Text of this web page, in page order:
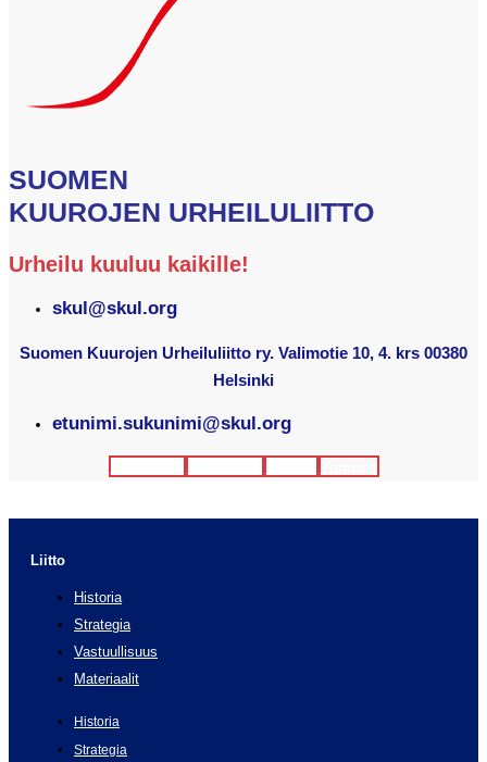
SUOMEN
KUUROJEN URHEILULIITTO
Urheilu kuuluu kaikille!
skul@skul.org
Suomen Kuurojen Urheiluliitto ry. Valimotie 10, 4. krs 00380
Helsinki
etunimi.sukunimi@skul.org
Liitto
Historia
Strategia
Vastuullisuus
Materiaalit
Historia
Strategia